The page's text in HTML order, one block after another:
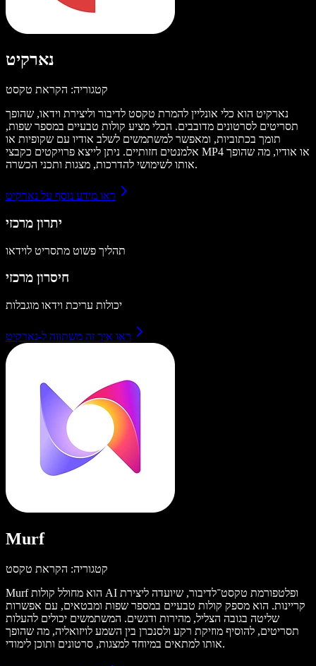
נארקיט
קטגוריה: הקראת טקסט
נארקיט הוא כלי אונליין להמרת טקסט לדיבור וליצירת וידאו, שהופך
תסריטים לסרטונים מדובבים. הכלי מציע קולות טבעיים במספר שפות,
תומך בכתוביות, ומאפשר למשתמשים לשלב אודיו עם שקופיות או
אלמנטים חזותיים. ניתן לייצא פרויקטים כקבצי MP4 או אודיו, מה שהופך
אותו לשימושי להדרכות, מצגות ותכני הכשרה.
ראו מידע נוסף על נארקיט
יתרון מרכזי
תהליך פשוט מתסריט לוידאו
חיסרון מרכזי
יכולות עריכת וידאו מוגבלות
ראו איך זה משתווה ל-נארקיט
Murf
קטגוריה: הקראת טקסט
Murf הוא מחולל קולות AI ופלטפורמת טקסט־לדיבור, שיועדה ליצירת
קריינות. הוא מספק קולות טבעיים במספר שפות ומבטאים, עם אפשרות
שליטה בגובה הצליל, מהירות ודגשים. המשתמשים יכולים להעלות
תסריטים, להוסיף מוזיקת רקע ולסנכרן בין השמע לויזואליה, מה שהופך
אותו למתאים במיוחד למצגות, סרטונים ותוכן לימודי.